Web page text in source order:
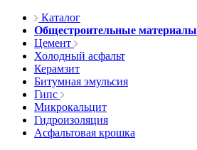
Каталог
Общестроительные материалы
Цемент
Холодный асфальт
Керамзит
Битумная эмульсия
Гипс
Микрокальцит
Гидроизоляция
Асфальтовая крошка